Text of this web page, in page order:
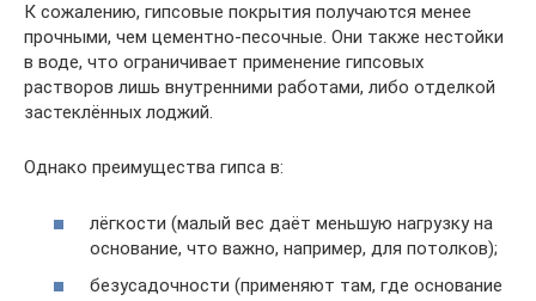
К сожалению, гипсовые покрытия получаются менее
прочными, чем цементно-песочные. Они также нестойки
в воде, что ограничивает применение гипсовых
растворов лишь внутренними работами, либо отделкой
застеклённых лоджий.
Однако преимущества гипса в:
лёгкости (малый вес даёт меньшую нагрузку на
основание, что важно, например, для потолков);
безусадочности (применяют там, где основание